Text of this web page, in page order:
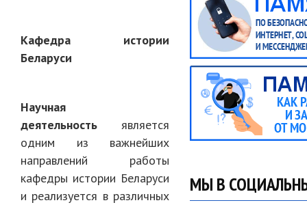
Кафедра истории
Беларуси
Научная
деятельность является
одним из важнейших
направлений работы
кафедры истории Беларуси
и реализуется в различных
МЫ В